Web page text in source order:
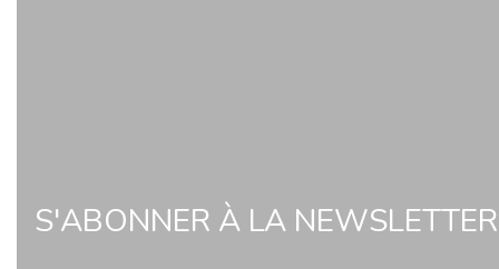
S'ABONNER À LA NEWSLETTER